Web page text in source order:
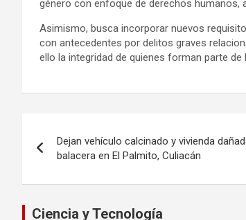
género con enfoque de derechos
Asimismo, busca incorporar nuevos
con antecedentes por delitos graves
ello la integridad de quienes forman parte
de
entradas
Dejan vehículo calcinado y vivienda
balacera en El Palmito, Culiacán
Ciencia y Tecnología